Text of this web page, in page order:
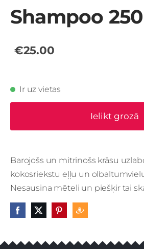
Shampoo
€25.00
Ir uz vietas
Ielikt grozā
Barojošs un mitrinošs krāsu
kokosriekstu eļļu un
Nesausina mēteli un piešķir tai